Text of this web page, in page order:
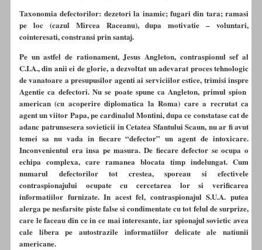
Taxonomia defectorilor: dezetori la inamic; fugari din tara; ramasi
pe loc (cazul Mircea Raceanu), dupa motivatie – voluntari,
cointeresati, constransi prin santaj.
Pe un astfel de rationament, Jesus Angleton, contraspionul sef al
C.I.A., din anii ei de glorie, a dezvoltat un adevarat proces tehnologic
de vanatoare a presupusilor agenti ai serviciilor estice, trimisi inspre
Agentie ca defectori. Nu se poate spune ca Angleton, primul spion
american (cu acoperire diplomatica la Roma) care a recrutat ca
agent un viitor Papa, pe cardinalul Montini, dupa ce constatase cat de
adanc patrunsesera sovieticii in Cetatea Sfantului Scaun, nu ar fi avut
temei sa nu vada in fiecare “defector” un agent de intoxicare.
Inconvenientul era insa pe masura. De fiecare defector se ocupa o
echipa complexa, care ramanea blocata timp indelungat. Cum
numarul defectorilor tot crestea, sporeau si efectivele
contraspionajului ocupate cu cercetarea lor si verificarea
informatiilor furnizate. In acest fel, contraspionajul S.U.A. putea
alerga pe nesfarsite piste false si condimentate cu tot felul de surprize,
care le faceau din ce in ce mai interesante, iar spionajul sovietic avea
cale libera pe autostrazile informatiilor delicate ale natiunii
americane.